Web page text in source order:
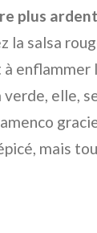
plus
la salsa
enflammer
verde, elle,
mais